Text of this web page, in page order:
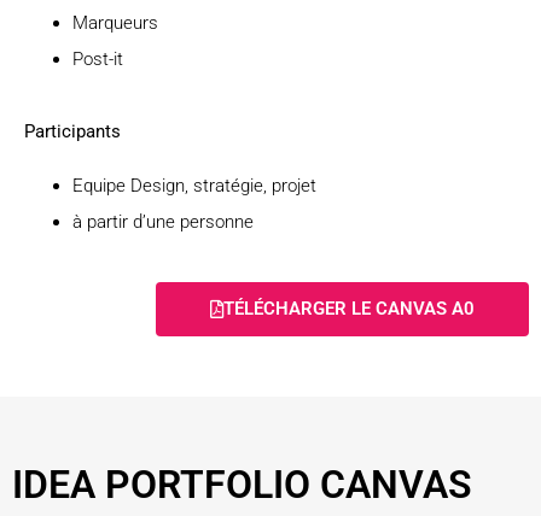
Marqueurs
Post-it
Participants
Equipe Design, stratégie, projet
à partir d’une personne
TÉLÉCHARGER LE CANVAS A0
IDEA PORTFOLIO CANVAS